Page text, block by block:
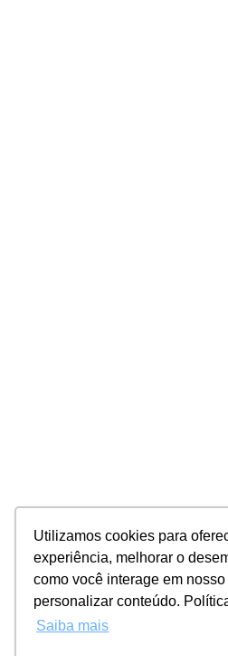
Utilizamos cookies para
experiência, melhorar o
como você interage em
personalizar conteúdo.
Saiba mais